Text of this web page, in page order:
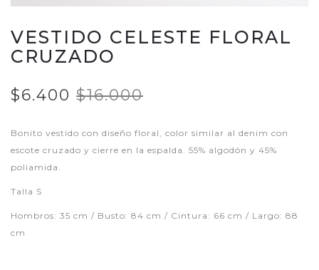
VESTIDO CELESTE FLORAL
CRUZADO
$6.400 $16.000
Bonito vestido con diseño floral, color similar al denim con
escote cruzado y cierre en la espalda. 55% algodón y 45%
poliamida.
Talla S
Hombros: 35 cm / Busto: 84 cm / Cintura: 66 cm / Largo: 88
cm